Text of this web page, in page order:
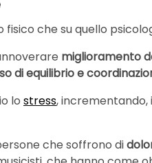
che su quello
miglioramento
di equilibrio e
lo stress,
che soffrono di